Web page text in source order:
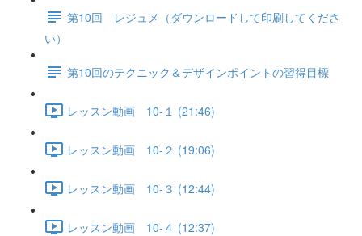
第10回 レジュメ（ダウンロードして印刷してくださ
い）
第10回のテクニック＆デザインポイントの習得目標
レッスン動画 10-１ (21:46)
レッスン動画 10-２ (19:06)
レッスン動画 10-３ (12:44)
レッスン動画 10-４ (12:37)